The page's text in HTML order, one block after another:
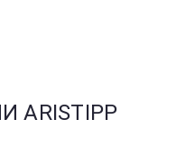
ARISTIPP